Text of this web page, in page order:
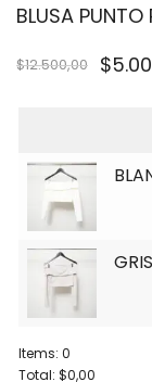
BLUSA
$12.500,00 $
GRIS
Items: 0
Total: $0,00